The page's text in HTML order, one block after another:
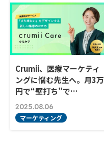
Crumii、医療マーケティ
ングに悩む先生へ。月3万
円で“壁打ち”で…
2025.08.06
マーケティング